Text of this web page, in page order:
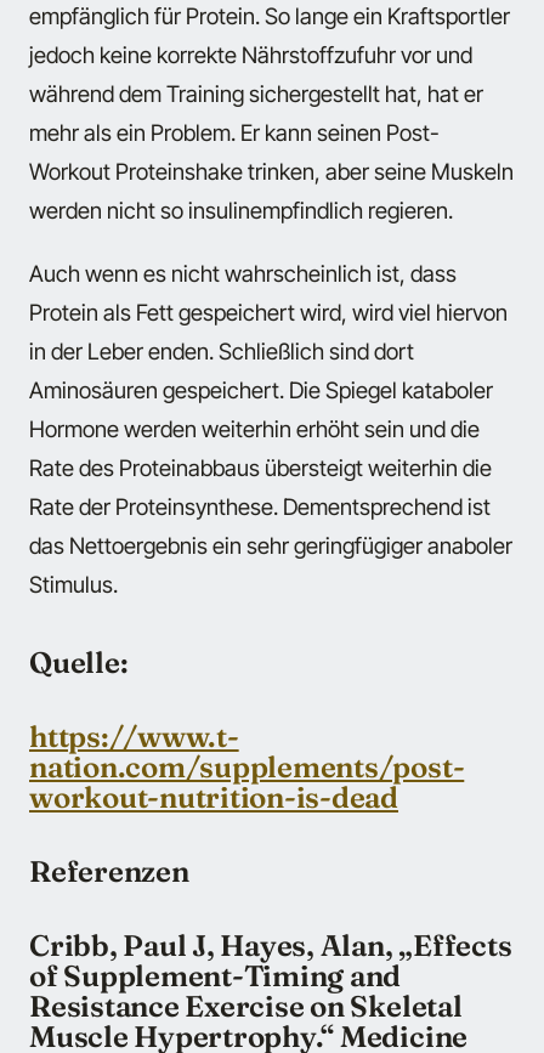
empfänglich für Protein. So lange ein Kraftsportler
jedoch keine korrekte Nährstoffzufuhr vor und
während dem Training sichergestellt hat, hat er
mehr als ein Problem. Er kann seinen Post-
Workout Proteinshake trinken, aber seine Muskeln
werden nicht so insulinempfindlich regieren.
Auch wenn es nicht wahrscheinlich ist, dass
Protein als Fett gespeichert wird, wird viel hiervon
in der Leber enden. Schließlich sind dort
Aminosäuren gespeichert. Die Spiegel kataboler
Hormone werden weiterhin erhöht sein und die
Rate des Proteinabbaus übersteigt weiterhin die
Rate der Proteinsynthese. Dementsprechend ist
das Nettoergebnis ein sehr geringfügiger anaboler
Stimulus.
Quelle:
https://www.t-
nation.com/supplements/post-
workout-nutrition-is-dead
Referenzen
Cribb, Paul J, Hayes, Alan, „Effects
of Supplement-Timing and
Resistance Exercise on Skeletal
Muscle Hypertrophy.“ Medicine